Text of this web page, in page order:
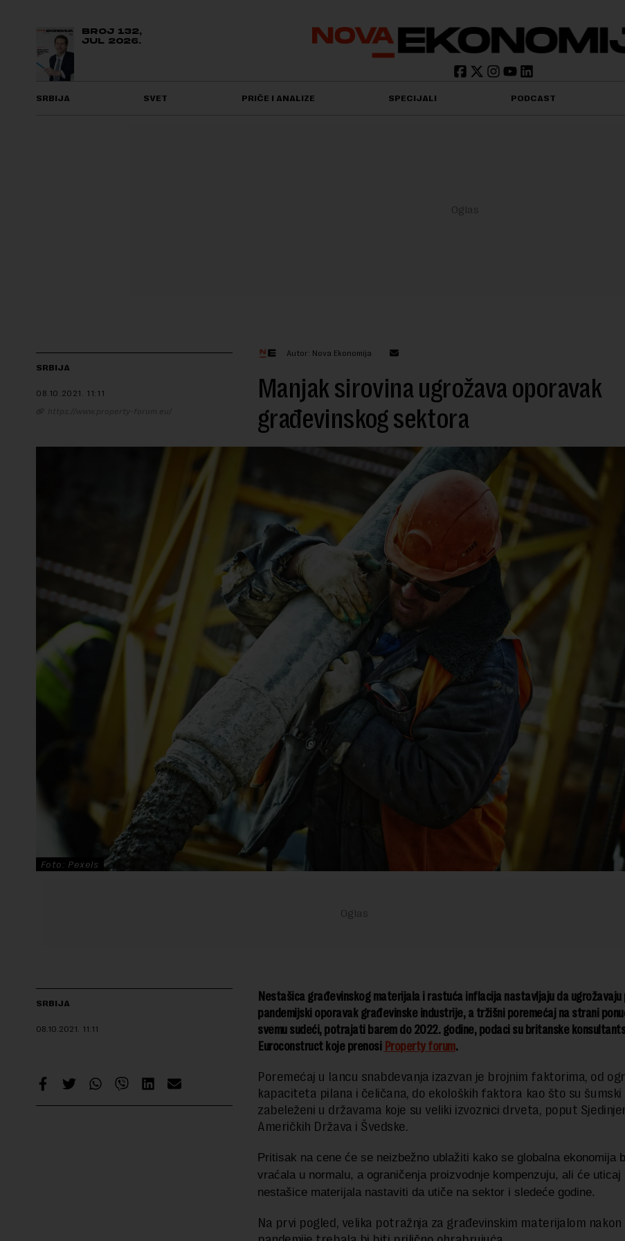
BROJ 132,
JUL 2026.
SRBIJA SVET PRIČE I ANALIZE SPECIJALI PODCAST
SRBIJA
08.10.2021. 11:11
https://www.property-forum.eu/
Autor: Nova Ekonomija
Manjak sirovina ugrožava oporavak
građevinskog sektora
Foto: Pexels
SRBIJA
08.10.2021. 11:11
Nestašica građevinskog materijala i rastuća inflacija nastavljaju da ugrožavaju
pandemijski oporavak građevinske industrije, a tržišni poremećaj na strani
svemu sudeći, potrajati barem do 2022. godine, podaci su britanske
Euroconstruct koje prenosi Property forum.
Poremećaj u lancu snabdevanja izazvan je brojnim faktorima, od
kapaciteta pilana i čeličana, do ekoloških faktora kao što su šumski
zabeleženi u državama koje su veliki izvoznici drveta, poput
Američkih Država i Švedske.
Pritisak na cene će se neizbežno ublažiti kako se globalna ekonomija
vraćala u normalu, a ograničenja proizvodnje kompenzuju, ali će uticaj
nestašice materijala nastaviti da utiče na sektor i sledeće godine.
Na prvi pogled, velika potražnja za građevinskim materijalom nakon